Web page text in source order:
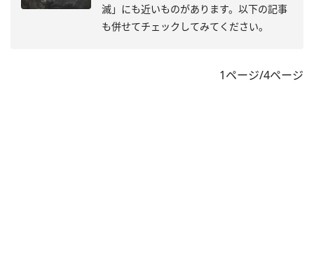
滅」にも近いものがあります。以下の記事
も併せてチェックしてみてください。
1ページ/4ページ